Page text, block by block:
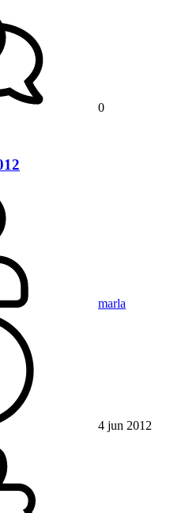
0
marla
4 jun 2012